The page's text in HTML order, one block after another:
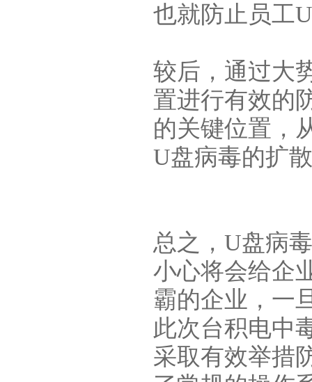
也就防止员工
较后，通过大
置进行有效的
的关键位置，
U盘病毒的扩
总之，U盘病
小心将会给企
霸的企业，一
此次台积电中
采取有效举措